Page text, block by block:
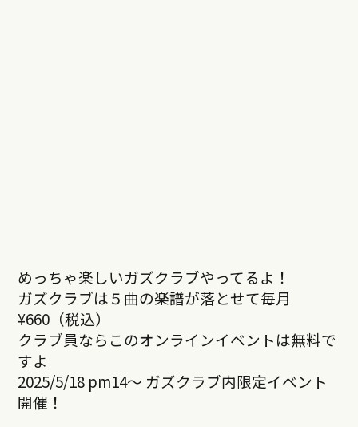
めっちゃ楽しいガズクラブやってるよ！
ガズクラブは５曲の楽譜が落とせて毎月
¥660（税込）
クラブ員ならこのオンラインイベントは無料で
すよ
2025/5/18 pm14～ ガズクラブ内限定イベント
開催！